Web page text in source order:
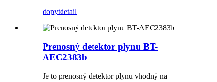
dopytdetail
Prenosný detektor plynu BT-
AEC2383b
Je to prenosný detektor plynu vhodný na